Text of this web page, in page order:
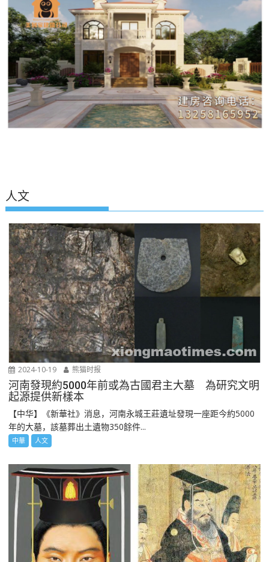
人文
2024-10-19 熊猫时报
河南發現約5000年前或為古國君主大墓 為研究文明
起源提供新樣本
【中华】《新華社》消息，河南永城王莊遺址發現一座距今約5000
年的大墓，該墓葬出土遺物350餘件...
中華 人文